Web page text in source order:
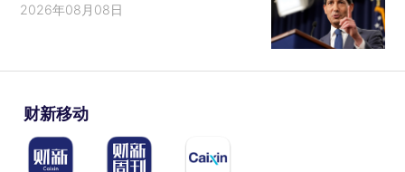
2026年08月08日
财新移动